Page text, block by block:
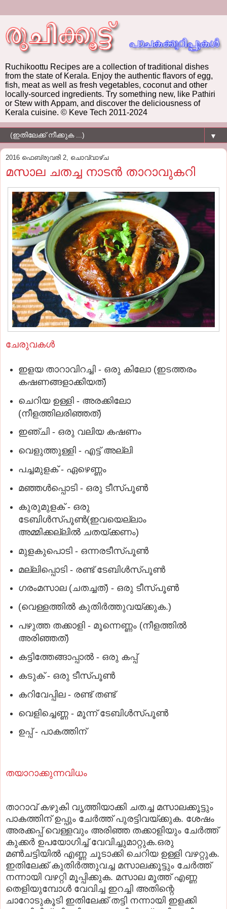
Ruchikoottu Recipes are a collection of traditional dishes
from the state of Kerala. Enjoy the authentic flavors of egg,
fish, meat as well as fresh vegetables, coconut and other
locally-sourced ingredients. Try something new, like Pathiri
or Stew with Appam, and discover the deliciousness of
Kerala cuisine. © Keve Tech 2011-2024
▼
2016 ഫെബ്രുവരി 2, ചൊവ്വാഴ്ച
മസാല ചതച്ച നാടന്‍ താറാവുകറി
ചേരുവകള്‍
ഇളയ താറാവിറച്ചി - ഒരു കിലോ (ഇടത്തരം
കഷണങ്ങളാക്കിയത്‌)
ചെറിയ ഉള്ളി - അരക്കിലോ
(നീളത്തിലരിഞ്ഞത്‌)
ഇഞ്ചി - ഒരു വലിയ കഷണം
വെളുത്തുള്ളി - എട്ട്‌ അല്ലി
പച്ചമുളക്‌ - ഏഴെണ്ണം
മഞ്ഞള്‍പ്പൊടി - ഒരു ടീസ്‌പൂണ്‍
കുരുമുളക്‌ - ഒരു
ടേബിള്‍സ്‌പൂണ്‍(ഇവയെല്ലാം
അമ്മിക്കല്ലില്‍ ചതയ്‌ക്കണം)
മുളകുപൊടി - ഒന്നരടീസ്‌പൂണ്‍
മല്ലിപ്പൊടി - രണ്ട്‌ ടേബിള്‍സ്‌പൂണ്‍
ഗരംമസാല (ചതച്ചത്‌) - ഒരു ടീസ്‌പൂണ്‍
(വെള്ളത്തില്‍ കുതിര്‍ത്തുവയ്‌ക്കുക.)
പഴുത്ത തക്കാളി - മൂന്നെണ്ണം (നീളത്തില്‍
അരിഞ്ഞത്‌)
കട്ടിത്തേങ്ങാപ്പാല്‍ - ഒരു കപ്പ്‌
കടുക്‌ - ഒരു ടീസ്‌പൂണ്‍
കറിവേപ്പില - രണ്ട്‌ തണ്ട്‌
വെളിച്ചെണ്ണ - മൂന്ന്‌ ടേബിള്‍സ്‌പൂണ്‍
ഉപ്പ്‌ - പാകത്തിന്‌
തയാറാക്കുന്നവിധം
താറാവ്‌ കഴുകി വൃത്തിയാക്കി ചതച്ച മസാലക്കൂട്ടും
പാകത്തിന്‌ ഉപ്പും ചേര്‍ത്ത്‌ പുരട്ടിവയ്‌ക്കുക. ശേഷം
അരക്കപ്പ്‌ വെള്ളവും അരിഞ്ഞ തക്കാളിയും ചേര്‍ത്ത്‌
കുക്കര്‍ ഉപയോഗിച്ച്‌ വേവിച്ചുമാറ്റുക.ഒരു
മണ്‍ചട്ടിയില്‍ എണ്ണ ചൂടാക്കി ചെറിയ ഉള്ളി വഴറ്റുക.
ഇതിലേക്ക്‌ കുതിര്‍ത്തുവച്ച മസാലക്കൂട്ടും ചേര്‍ത്ത്‌
നന്നായി വഴറ്റി മൂപ്പിക്കുക. മസാല മൂത്ത്‌ എണ്ണ
തെളിയുമ്പോള്‍ വേവിച്ച ഇറച്ചി അതിന്റെ
ചാറോടുകൂടി ഇതിലേക്ക്‌ തട്ടി നന്നായി ഇളക്കി